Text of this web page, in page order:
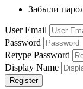
Забыли
User Email
Password
Retype Password
Display Name